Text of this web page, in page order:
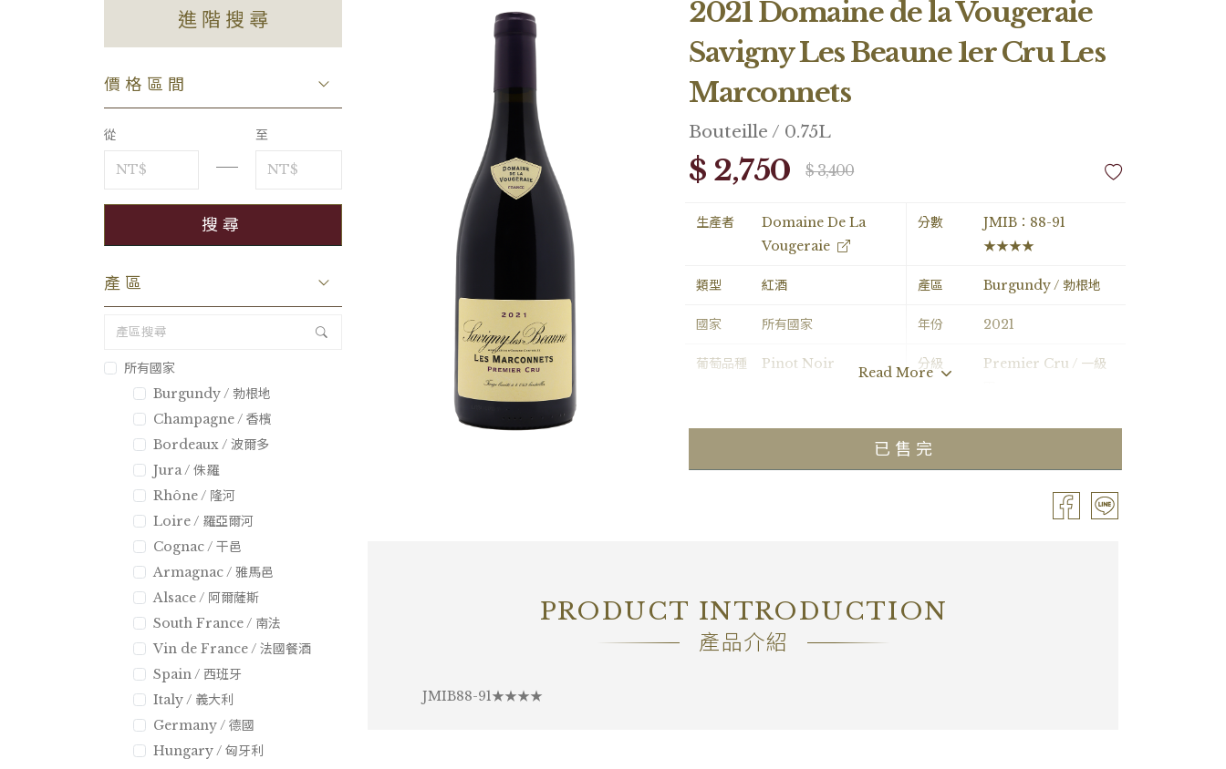
進階搜尋
價格區間
從 至
產區
所有國家
Burgundy / 勃根地
Champagne / 香檳
Bordeaux / 波爾多
Jura / 侏羅
Rhône / 隆河
Loire / 羅亞爾河
Cognac / 干邑
Armagnac / 雅馬邑
Alsace / 阿爾薩斯
South France / 南法
Vin de France / 法國餐酒
Spain / 西班牙
Italy / 義大利
Germany / 德國
Hungary / 匈牙利
2021 Domaine de la Vougeraie
Savigny Les Beaune 1er Cru Les
Marconnets
Bouteille / 0.75L
$ 2,750 $ 3,400
生產者
Domaine De La
Vougeraie
分數
JMIB：88-91
★★★★
類型 紅酒 產區 Burgundy / 勃根地
國家 所有國家 年份 2021
葡萄品種 Pinot Noir 分級
Premier Cru / 一級
容量 Bouteille / 0.75L 酒精濃度 13.00%
包裝 OC6 備註 ―
Read More
已售完
PRODUCT INTRODUCTION
產品介紹
JMIB88-91★★★★